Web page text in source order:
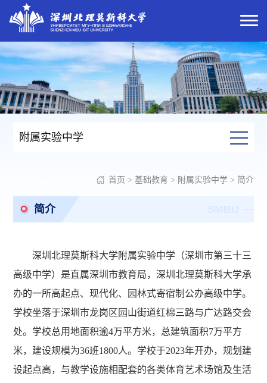
附属实验中学
首页 > 基础教育 > 附属实验中学> 简介
简介
深圳北理莫斯科大学附属实验中学（深圳市第三十三
高级中学）是直属深圳市教育局，深圳北理莫斯科大学承
办的一所高起点、现代化、园林式寄宿制公办高级中学。
学校坐落于深圳市龙岗区园山街道红棉三路与广达路交会
处。学校总用地面积逾4万平方米，总建筑面积7万平方
米，建设规模为36班1800人。学校于2023年开办，规划建
设起点高，与教学设施相配套的各类体育艺术场馆及生活